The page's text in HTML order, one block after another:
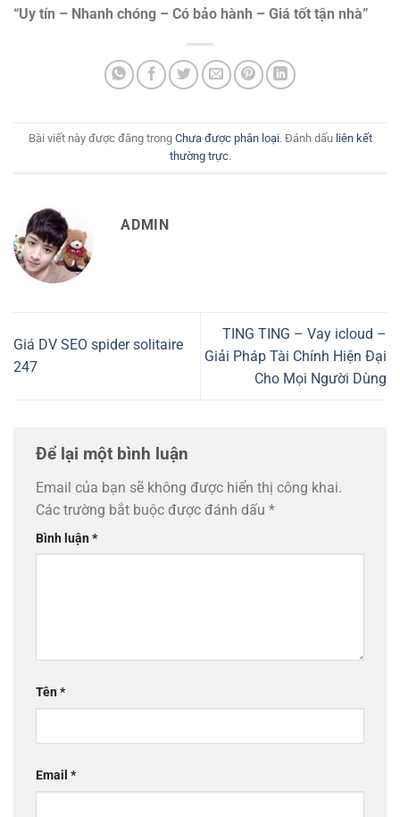
“Uy tín – Nhanh chóng – Có bảo hành – Giá tốt tận nhà”
Bài viết này được đăng trong Chưa được phân loại. Đánh dấu liên kết
thường trực.
ADMIN
Giá DV SEO spider solitaire
247
TING TING – Vay icloud –
Giải Pháp Tài Chính Hiện Đại
Cho Mọi Người Dùng
Để lại một bình luận
Email của bạn sẽ không được hiển thị công khai.
Các trường bắt buộc được đánh dấu *
Bình luận*
Tên*
Email *